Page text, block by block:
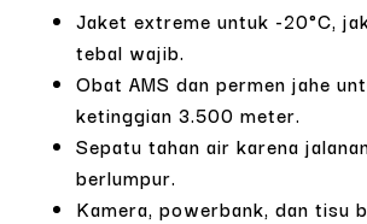
Jaket extreme untuk -20°C,
tebal wajib.
Obat AMS dan permen jahe
ketinggian 3.500 meter.
Sepatu tahan air karena
berlumpur.
Kamera, powerbank, dan tisu